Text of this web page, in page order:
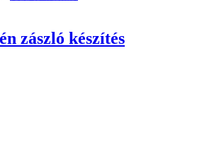
zászló készítés